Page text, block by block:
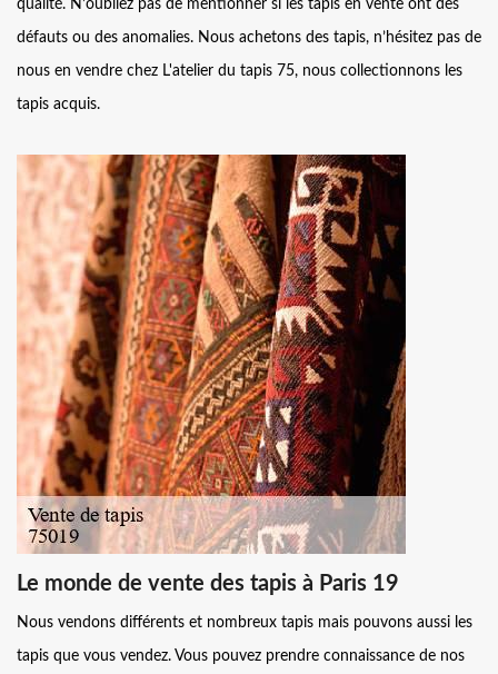
qualité. N’oubliez pas de mentionner si les tapis en vente ont des
défauts ou des anomalies. Nous achetons des tapis, n’hésitez pas de
nous en vendre chez L'atelier du tapis 75, nous collectionnons les
tapis acquis.
Le monde de vente des tapis à Paris 19
Nous vendons différents et nombreux tapis mais pouvons aussi les
tapis que vous vendez. Vous pouvez prendre connaissance de nos